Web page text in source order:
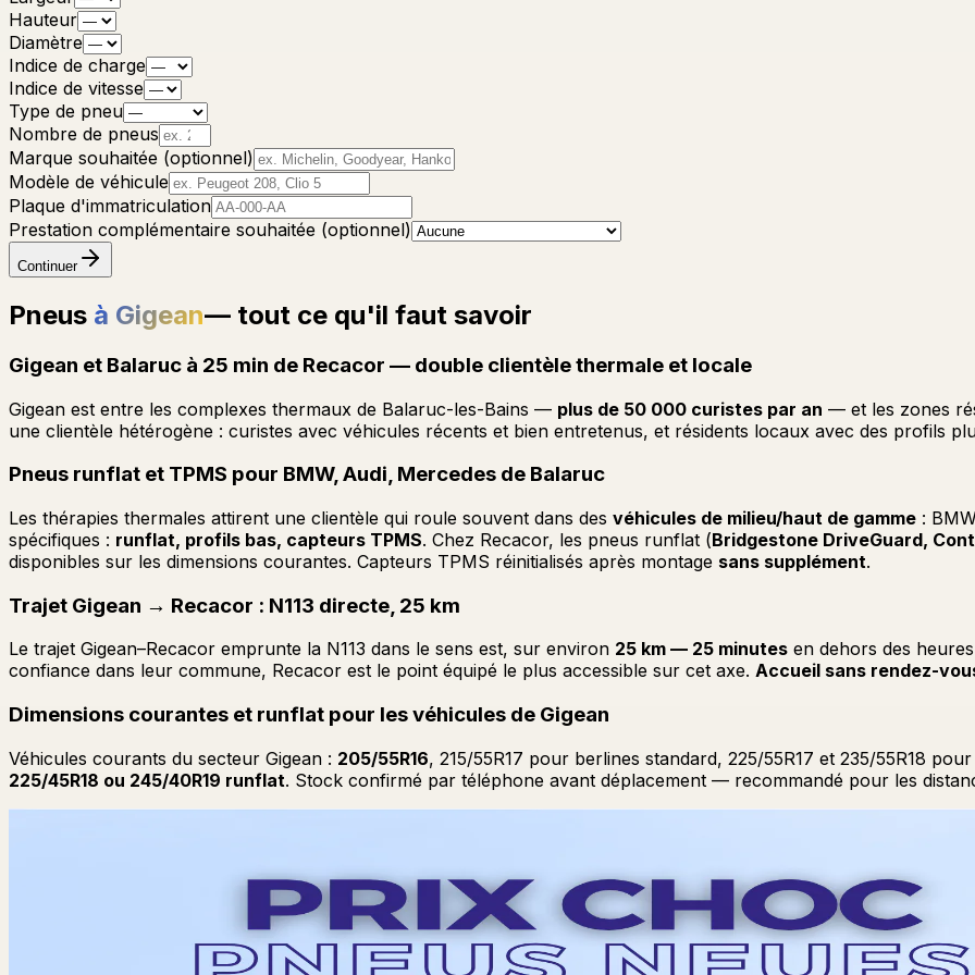
Hauteur
Diamètre
Indice de charge
Indice de vitesse
Type de pneu
Nombre de pneus
Marque souhaitée (optionnel)
Modèle de véhicule
Plaque d'immatriculation
Prestation complémentaire souhaitée (optionnel)
Continuer
Pneus à Gigean— tout ce qu'il faut savoir
Gigean et Balaruc à 25 min de Recacor — double clientèle thermale et locale
Gigean est entre les complexes thermaux de Balaruc-les-Bains — plus de 50 000 curistes par an — et les zones
une clientèle hétérogène : curistes avec véhicules récents et bien entretenus, et résidents locaux avec des profils
Pneus runflat et TPMS pour BMW, Audi, Mercedes de Balaruc
Les thérapies thermales attirent une clientèle qui roule souvent dans des véhicules de milieu/haut de gamme :
spécifiques : runflat, profils bas, capteurs TPMS. Chez Recacor, les pneus runflat (Bridgestone DriveGuard,
disponibles sur les dimensions courantes. Capteurs TPMS réinitialisés après montage sans supplément.
Trajet Gigean → Recacor : N113 directe, 25 km
Le trajet Gigean–Recacor emprunte la N113 dans le sens est, sur environ 25 km — 25 minutes en dehors des
confiance dans leur commune, Recacor est le point équipé le plus accessible sur cet axe. Accueil sans rendez-
Dimensions courantes et runflat pour les véhicules de Gigean
Véhicules courants du secteur Gigean : 205/55R16, 215/55R17 pour berlines standard, 225/55R17 et 235/55R18
225/45R18 ou 245/40R19 runflat. Stock confirmé par téléphone avant déplacement — recommandé pour les